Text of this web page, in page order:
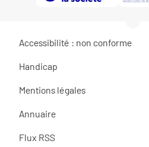
Accessibilité : non conforme
Handicap
Mentions légales
Annuaire
Flux RSS